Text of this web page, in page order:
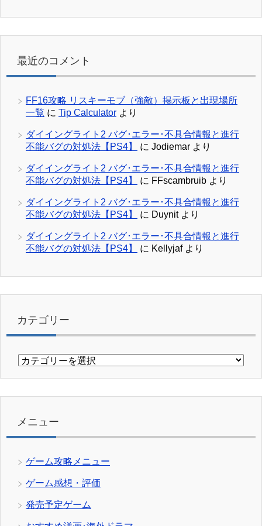
最近のコメント
FF16攻略 リスキーモブ（強敵）掲示板と出現場所
一覧 に Tip Calculator より
ダイイングライト2 バグ･エラー･不具合情報と進行
不能バグの対処法【PS4】
に Jodiemar より
ダイイングライト2 バグ･エラー･不具合情報と進行
不能バグの対処法【PS4】
に FFscambruib より
ダイイングライト2 バグ･エラー･不具合情報と進行
不能バグの対処法【PS4】
に Duynitより
ダイイングライト2 バグ･エラー･不具合情報と進行
不能バグの対処法【PS4】
に Kellyjafより
カテゴリー
カ
リ
メニュー
ゲーム攻略メニュー
ゲーム感想・評価
発売予定ゲーム